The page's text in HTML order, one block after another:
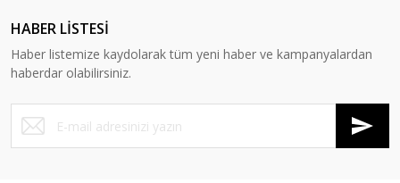
HABER LİSTESİ
Haber listemize kaydolarak tüm yeni haber ve kampanyalardan
haberdar olabilirsiniz.